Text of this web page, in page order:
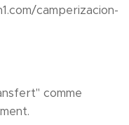
camperizacion-
comme